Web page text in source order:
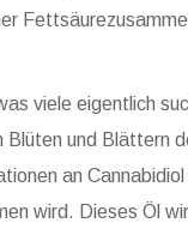
viele eigentlich
Blüten und Blättern
an
wird. Dieses Öl